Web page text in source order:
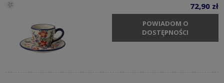
72,90 zł
POWIADOM O
DOSTĘPNOŚCI